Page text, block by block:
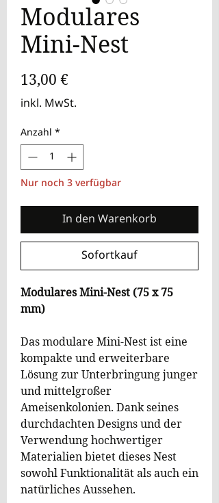
Modulares
Mini-Nest
13,00 €
inkl. MwSt.
Anzahl*
Nur noch 3 verfügbar
In den Warenkorb
Sofortkauf
Modulares Mini-Nest (75 x 75
mm)
Das modulare Mini-Nest ist eine
kompakte und erweiterbare
Lösung zur Unterbringung junger
und mittelgroßer
Ameisenkolonien. Dank seines
durchdachten Designs und der
Verwendung hochwertiger
Materialien bietet dieses Nest
sowohl Funktionalität als auch ein
natürliches Aussehen.